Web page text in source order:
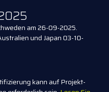
am 26-09-2025.
und Japan 03-10-
kann auf Projekt-